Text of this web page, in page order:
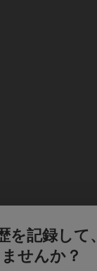
記録して、
せんか？